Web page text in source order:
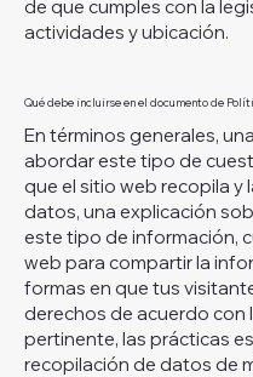
de que cumples con la
actividades y ubicación.
Qué debe incluirse en el documento de
En términos generales,
abordar este tipo de
que el sitio web recopila y
datos, una explicación
este tipo de información,
web para compartir la
formas en que tus
derechos de acuerdo con
pertinente, las prácticas
recopilación de datos de